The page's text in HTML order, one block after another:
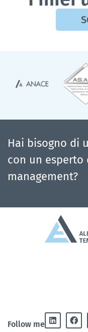
Hai bisogno di
con un esperto
management?
Follow me